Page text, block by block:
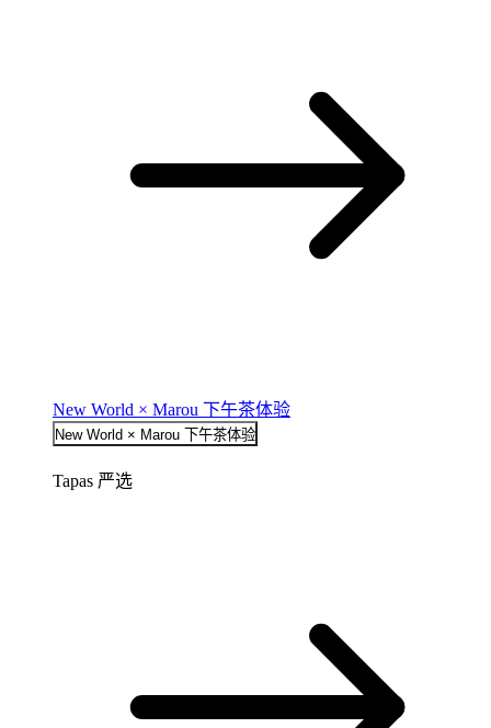
New World × Marou 下午茶体验
New World × Marou 下午茶体验
Tapas 严选